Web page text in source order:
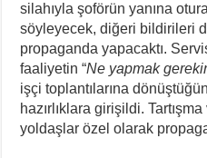
silahıyla şoförün yanına
söyleyecek, diğeri bildirileri
propaganda yapacaktı.
faaliyetin “Ne yapmak
işçi toplantılarına
hazırlıklara girişildi.
yoldaşlar özel olarak